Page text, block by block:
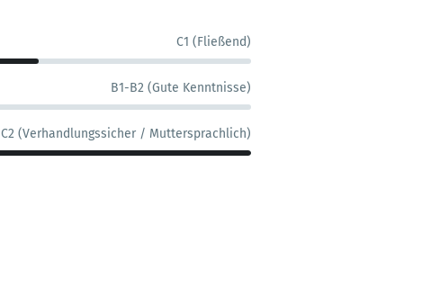
C1 (Fließend)
B1-B2 (Gute Kenntnisse)
C2 (Verhandlungssicher / Muttersprachlich)